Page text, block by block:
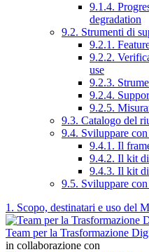
9.1.4.
degradation
9.2. Strumenti di
9.2.1.
9.2.2.
use
9.2.3.
9.2.4.
9.2.5.
9.3. Catalogo del
9.4. Sviluppare
9.4.1. Il
9.4.2. Il kit
9.4.3. Il kit
9.5. Sviluppare
1. Scopo, destinatari e uso del
Team per la Trasformazione
in collaborazione con